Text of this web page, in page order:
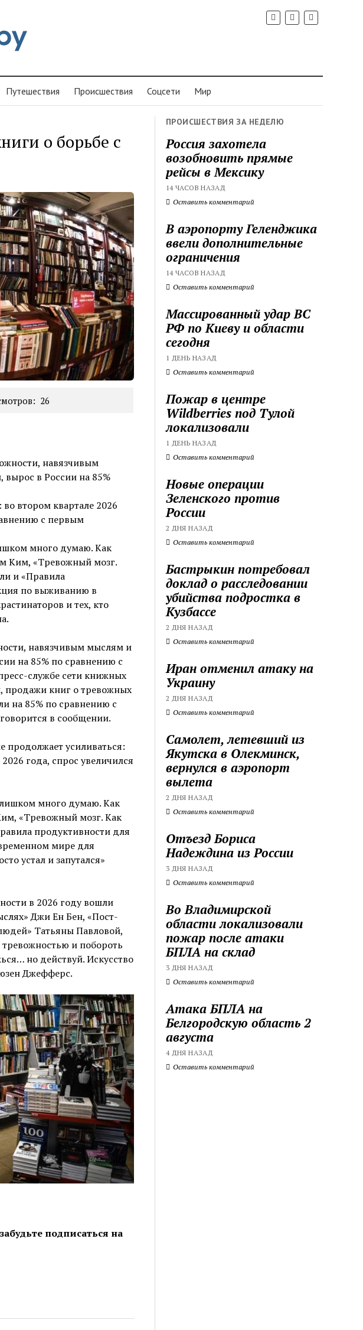
Путешествия Проиcшествия Соцсети Мир
о борьбе с
26
навязчивым
в России на 85%
втором квартале 2026
с первым
много думаю. Как
Ким, «Тревожный мозг.
и «Правила
по выживанию в
и тех, кто
навязчивым мыслям и
на 85% по сравнению с
службе сети книжных
продажи книг о тревожных
на 85% по сравнению с
в сообщении.
продолжает усиливаться:
года, спрос увеличился
много думаю. Как
«Тревожный мозг. Как
продуктивности для
мире для
устал и запутался»
в 2026 году вошли
Джи Ен Бен, «Пост-
Татьяны Павловой,
и побороть
но действуй. Искусство
Джефферс.
подписаться на
ПРОИСШЕСТВИЯ ЗА НЕДЕЛЮ
Россия захотела
возобновить прямые
рейсы в Мексику
14 ЧАСОВ НАЗАД
Оставить комментарий
В аэропорту Геленджика
ввели дополнительные
ограничения
14 ЧАСОВ НАЗАД
Оставить комментарий
Массированный удар ВС
РФ по Киеву и области
сегодня
1 ДЕНЬ НАЗАД
Оставить комментарий
Пожар в центре
Wildberries под Тулой
локализовали
1 ДЕНЬ НАЗАД
Оставить комментарий
Новые операции
Зеленского против
России
2 ДНЯ НАЗАД
Оставить комментарий
Бастрыкин потребовал
доклад о расследовании
убийства подростка в
Кузбассе
2 ДНЯ НАЗАД
Оставить комментарий
Иран отменил атаку на
Украину
2 ДНЯ НАЗАД
Оставить комментарий
Самолет, летевший из
Якутска в Олекминск,
вернулся в аэропорт
вылета
2 ДНЯ НАЗАД
Оставить комментарий
Отъезд Бориса
Надеждина из России
3 ДНЯ НАЗАД
Оставить комментарий
Во Владимирской
области локализовали
пожар после атаки
БПЛА на склад
3 ДНЯ НАЗАД
Оставить комментарий
Атака БПЛА на
Белгородскую область 2
августа
4 ДНЯ НАЗАД
Оставить комментарий